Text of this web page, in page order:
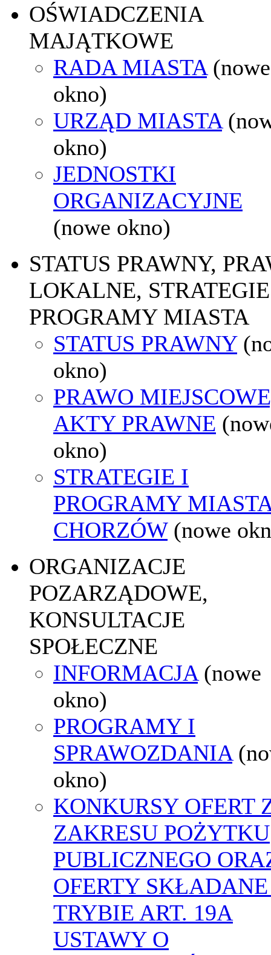
OŚWIADCZENIA
MAJĄTKOWE
RADA MIASTA (nowe
okno)
URZĄD MIASTA
okno)
JEDNOSTKI
ORGANIZACYJNE
(nowe okno)
STATUS PRAWNY,
LOKALNE,
PROGRAMY MIASTA
STATUS PRAWNY
okno)
PRAWO
AKTY PRAWNE
okno)
STRATEGIE I
PROGRAMY
CHORZÓW (nowe
ORGANIZACJE
POZARZĄDOWE,
KONSULTACJE
SPOŁECZNE
INFORMACJA (nowe
okno)
PROGRAMY I
SPRAWOZDANIA
okno)
KONKURSY OFERT
ZAKRESU POŻYTKU
PUBLICZNEGO
OFERTY
TRYBIE ART. 19A
USTAWY O